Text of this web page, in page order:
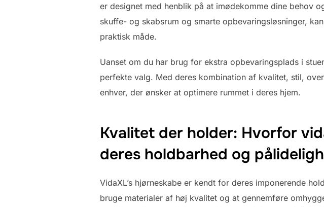
er designet med henblik på at imødekomme dine behov
skuffe- og skabsrum og smarte opbevaringsløsninger,
praktisk måde.
Uanset om du har brug for ekstra opbevaringsplads i
perfekte valg. Med deres kombination af kvalitet, stil,
enhver, der ønsker at optimere rummet i deres hjem.
Kvalitet der holder: Hvorfor
deres holdbarhed og
VidaXL’s hjørneskabe er kendt for deres imponerende
bruge materialer af høj kvalitet og at gennemføre